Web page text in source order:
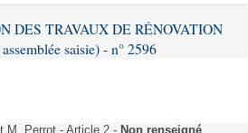
DES TRAVAUX DE RÉNOVATION
saisie) - n° 2596
M. Perrot - Article 2 - Non renseigné